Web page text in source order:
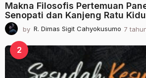
Makna Filosofis Pertemuan
Senopati dan Kanjeng Ratu
by R. Dimas Sigit Cahyokusumo 7
2